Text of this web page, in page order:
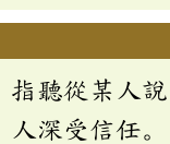
指聽從某人
人深受信任